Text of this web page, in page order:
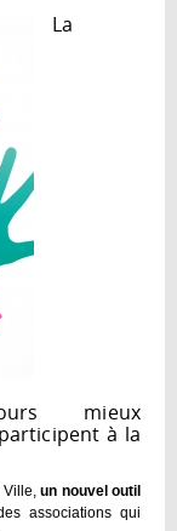
La
mieux
à la
un nouvel outil
associations qui